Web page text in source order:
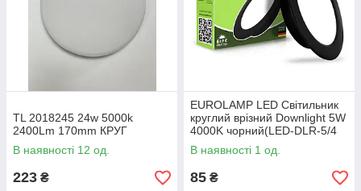
TL 2018245 24w 5000k
2400Lm 170mm КРУГ
В наявності 12 од.
223 ₴
EUROLAMP LED Світильник
круглий врізний Downlight 5W
4000K чорний(LED-DLR-5/4
black)
В наявності 1 од.
85 ₴